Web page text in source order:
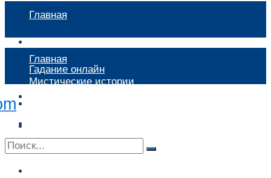
Главная
Гадание онлайн
Контакты
Главная
Мистические истории
Сонник